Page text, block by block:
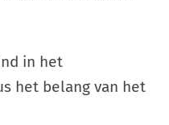
in het
het belang van het